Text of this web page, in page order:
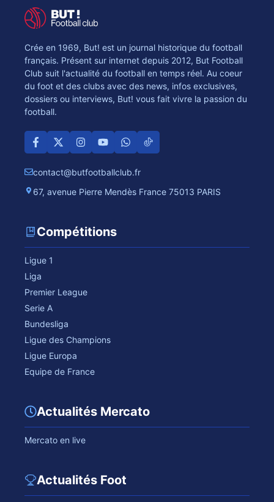
Crée en 1969, But! est un journal historique du football
français. Présent sur internet depuis 2012, But Football
Club suit l'actualité du football en temps réel. Au coeur
du foot et des clubs avec des news, infos exclusives,
dossiers ou interviews, But! vous fait vivre la passion du
football.
contact@butfootballclub.fr
67, avenue Pierre Mendès France 75013 PARIS
Compétitions
Ligue 1
Liga
Premier League
Serie A
Bundesliga
Ligue des Champions
Ligue Europa
Equipe de France
Actualités Mercato
Mercato en live
Actualités Foot